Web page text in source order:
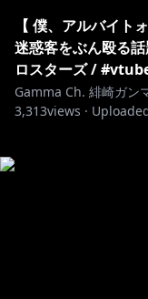
【 僕、アルバイ
迷惑客をぶん殴る
ロスターズ /
Gamma Ch. 緋崎ガン
3,313views ·